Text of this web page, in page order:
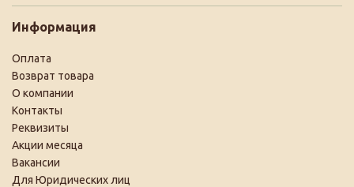
Информация
Оплата
Возврат товара
О компании
Контакты
Реквизиты
Акции месяца
Вакансии
Для Юридических лиц